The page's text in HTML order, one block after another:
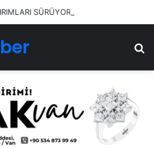
SÜRÜYOR